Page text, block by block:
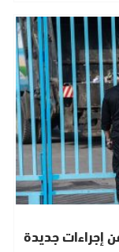
إجراءات جديدة